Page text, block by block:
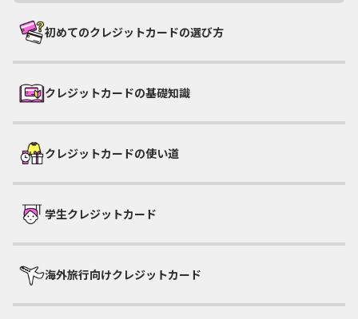
初めてのクレジットカードの選び方
クレジットカードの基礎知識
クレジットカードの使い道
学生クレジットカード
海外旅行向けクレジットカード